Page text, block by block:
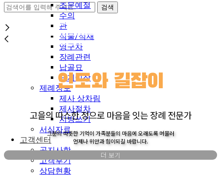
조문예절
수의
관
석물/석재
영구차
장례관련
납골묘
묘지이장
제례정보
제사 상차림
제사절차
지방쓰기
서식자료
고객센터
공지사항
고객후기
상담현황
인도와 길잡이
고을의 따스한 정으로 마음을 잇는 장례 전문가
그분의 따뜻한 기억이 가족분들의 마음에 오래도록 머물러
언제나 위안과 힘이되길 바랍니다.
더 보기